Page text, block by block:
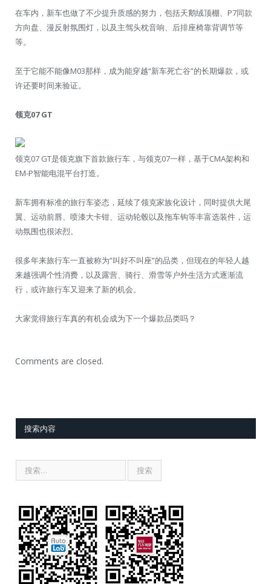
在车内，新车也做了不少提升质感的努力，包括天鹅绒顶棚、P7同款
方向盘、漫反射氛围灯，以及主驾头枕音响、后排座椅靠背调节等
等。
至于它能不能像M03那样，成为能穿越“新车死亡谷”的长期爆款，或
许还要时间来验证。
领克07 GT
领克07 GT是领克旗下首款旅行车，与领克07一样，基于CMA架构和
EM-P智能电混平台打造。
新车拥有标准的旅行车姿态，延续了领克家族化设计，同时提供大尾
翼、运动前唇、喷漆大卡钳、运动轮毂以及拖车钩等丰富选装件，运
动氛围也很浓烈。
很多年来旅行车一直被称为”叫好不叫座”的品类，但现在的年轻人越
来越强调个性消费，以及露营、骑行、滑雪等户外生活方式逐渐流
行，或许旅行车又迎来了新的机会。
大家觉得旅行车真的有机会成为下一个爆款品类吗？
Comments are closed.
搜索内容